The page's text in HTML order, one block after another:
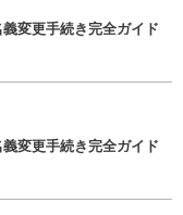
変更手続き完全ガイド
変更手続き完全ガイド